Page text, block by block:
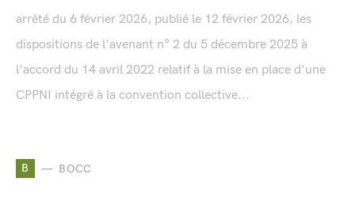
arrêté du 6 février 2026, publié le 12 février 2026, les
dispositions de l'avenant n° 2 du 5 décembre 2025 à
l'accord du 14 avril 2022 relatif à la mise en place d'une
CPPNI intégré à la convention collective...
B BOCC